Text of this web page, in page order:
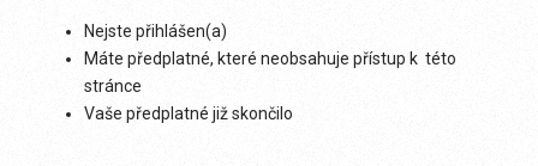
Nejste přihlášen(a)
Máte předplatné, které neobsahuje přístup k této
stránce
Vaše předplatné již skončilo